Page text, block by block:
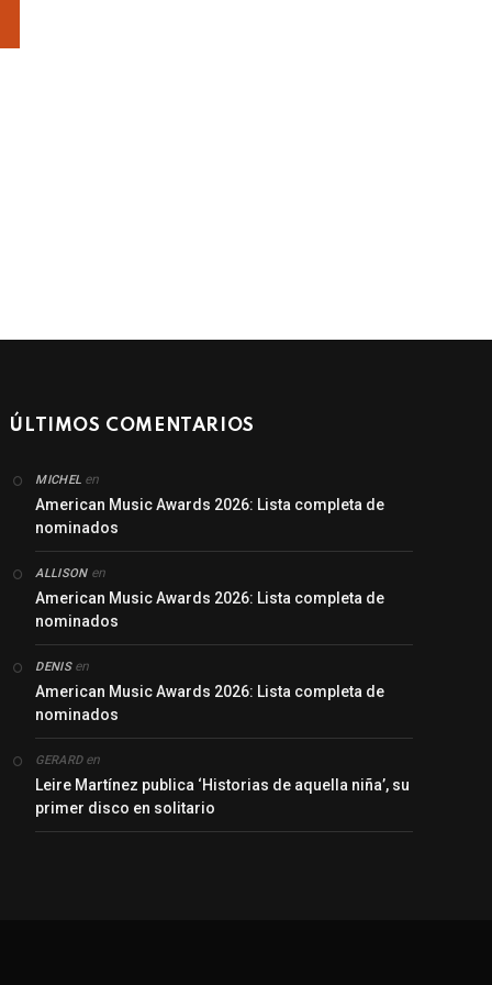
ÚLTIMOS COMENTARIOS
MICHEL en
American Music Awards 2026: Lista completa de
nominados
ALLISONen
American Music Awards 2026: Lista completa de
nominados
DENISen
American Music Awards 2026: Lista completa de
nominados
GERARDen
Leire Martínez publica ‘Historias de aquella niña’, su
primer disco en solitario